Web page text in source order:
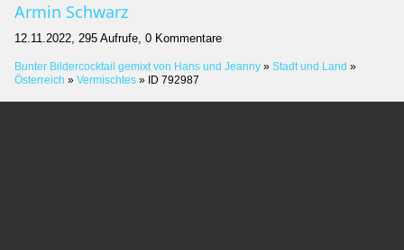
Armin Schwarz
12.11.2022, 295 Aufrufe, 0 Kommentare
Bunter Bildercocktail gemixt von Hans und Jeanny » Stadt und Land »
Österreich » Vermischtes » ID 792987